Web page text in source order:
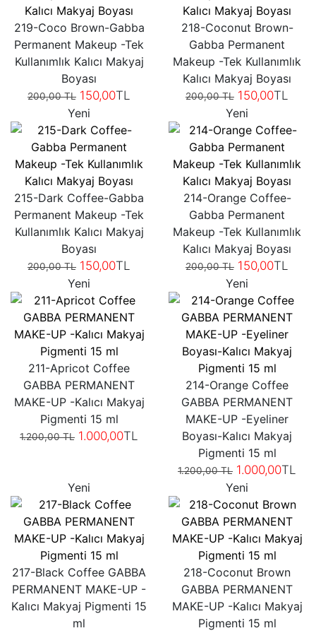
219-Coco Brown-Gabba
Permanent Makeup -Tek
Kullanımlık Kalıcı Makyaj
Boyası
200,00 TL 150,00TL
218-Coconut Brown-
Gabba Permanent
Makeup -Tek Kullanımlık
Kalıcı Makyaj Boyası
200,00 TL 150,00TL
Yeni
215-Dark Coffee-Gabba
Permanent Makeup -Tek
Kullanımlık Kalıcı Makyaj
Boyası
200,00 TL 150,00TL
Yeni
214-Orange Coffee-
Gabba Permanent
Makeup -Tek Kullanımlık
Kalıcı Makyaj Boyası
200,00 TL 150,00TL
Yeni
211-Apricot Coffee
GABBA PERMANENT
MAKE-UP -Kalıcı Makyaj
Pigmenti 15 ml
1.200,00 TL 1.000,00TL
Yeni
214-Orange Coffee
GABBA PERMANENT
MAKE-UP -Eyeliner
Boyası-Kalıcı Makyaj
Pigmenti 15 ml
1.200,00 TL 1.000,00TL
Yeni
217-Black Coffee GABBA
PERMANENT MAKE-UP -
Kalıcı Makyaj Pigmenti 15
ml
Yeni
218-Coconut Brown
GABBA PERMANENT
MAKE-UP -Kalıcı Makyaj
Pigmenti 15 ml